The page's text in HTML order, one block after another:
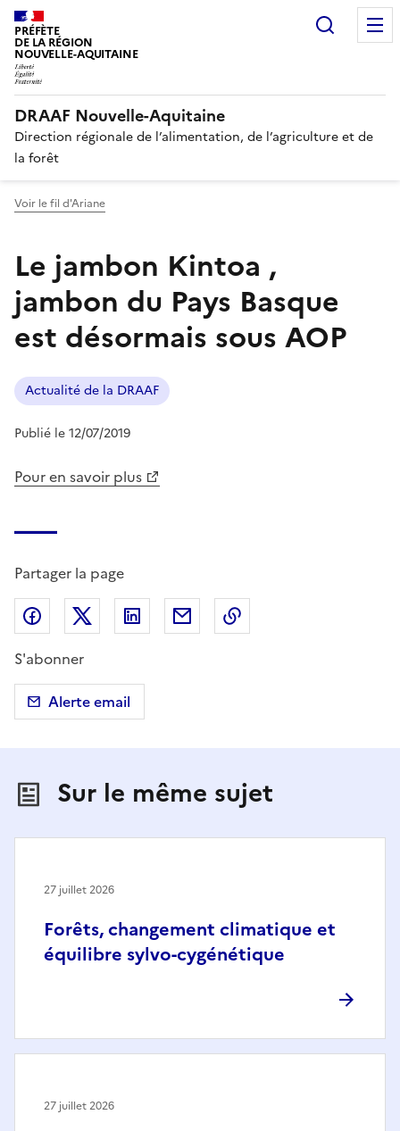
PRÉFÈTE
DE LA RÉGION
NOUVELLE-AQUITAINE
DRAAF Nouvelle-Aquitaine
Direction régionale de l’alimentation, de l’agriculture et de
la forêt
Voir le fil d'Ariane
Le jambon Kintoa ,
jambon du Pays Basque
est désormais sous AOP
Actualité de la DRAAF
Publié le 12/07/2019
Pour en savoir plus
Partager la page
Partager sur Facebook
Partager sur X (anciennement Twitter)
Partager sur LinkedIn
Partager par email
S'abonner
Alerte email
Sur le même sujet
Forêts, changement climatique et
équilibre sylvo-cygénétique
27 juillet 2026
27 juillet 2026